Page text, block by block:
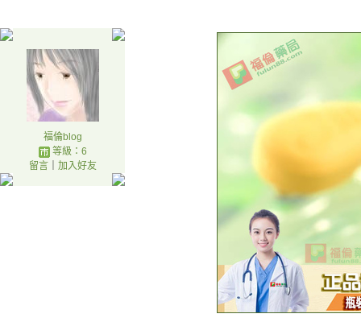
福倫blog
等級：6
留言｜ 加入好友